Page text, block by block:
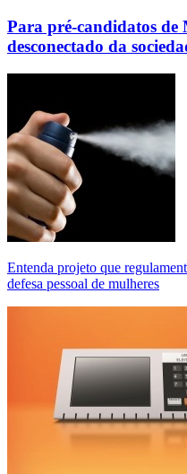
Para pré-candidatos de
desconectado da
Entenda projeto que
defesa pessoal de mulheres